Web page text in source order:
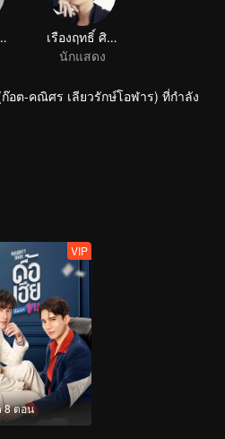
ตรานันท์
เรืองฤทธิ์ ศิริพานิช
นักแสดง
อต-คณิศร เลียวรักษ์โอฬาร) ที่กำลัง
ขึ้น แต่ติดตรงที่วีมีพลอย (เพิร์ธ-วีริณฐ์
8 ตอน
VIP